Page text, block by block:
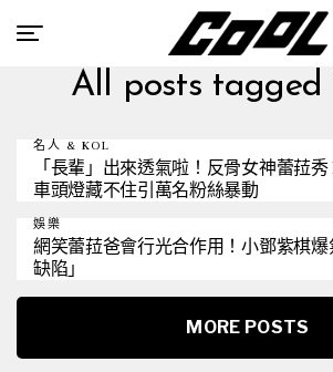
All posts tagged
名人 & KOL
「長輩」出來透氣啦！反骨女神蕾菈
車頭燈藏不住引萬名粉絲暴動
娛樂
網笑蕾菈爸會行光合作用！小鄧紫棋
缺陷」
MORE POSTS